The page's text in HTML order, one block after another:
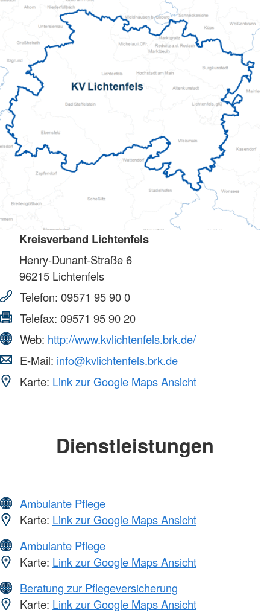
Kreisverband Lichtenfels
Henry-Dunant-Straße 6
96215 Lichtenfels
Telefon: 09571 95 90 0
Telefax: 09571 95 90 20
Web: http://www.kvlichtenfels.brk.de/
E-Mail: info@kvlichtenfels.brk.de
Karte: Link zur Google Maps Ansicht
Dienstleistungen
Ambulante Pflege
Karte: Link zur Google Maps Ansicht
Ambulante Pflege
Karte: Link zur Google Maps Ansicht
Beratung zur Pflegeversicherung
Karte: Link zur Google Maps Ansicht